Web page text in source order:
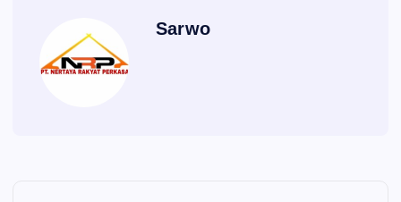
Sarwo